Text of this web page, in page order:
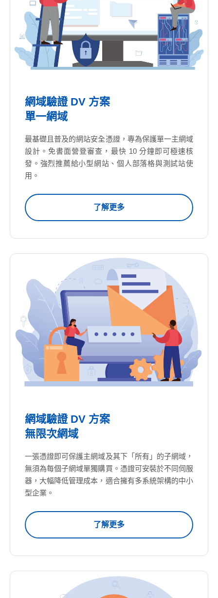
網域驗證 DV 方案
單一網域
最基礎且普及的網站安全憑證，專為保護單一主網域
設計。免書面營登審查，最快 10 分鐘即可極速核
發。強烈推薦給小型網站、個人部落格與測試站使
用。
了解更多
網域驗證 DV 方案
無限次網域
一張憑證即可保護主網域及其下「所有」的子網域，
無須為每個子網域單獨購買。憑證可安裝於不同伺服
器，大幅降低管理成本，適合擁有多系統架構的中小
型企業。
了解更多